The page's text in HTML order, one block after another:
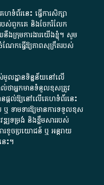
ទំព័រនេះ ធ្វើការសិក្សា
រ​របស់ពួកគេ និងចែករំលែក
នឹងក្រុមការងារយើងខ្ញុំ។ សូម
ែកធ្វើឱ្យភាពសុក្រឹតរបស់
មូលដ្ឋានទិន្នន័យនៅលើ
ថាអ្នកមានទំនួលខុសត្រូវ
ផ្តល់ឱ្យនៅលើគេហទំព័រនេះ
ទាមទារ​ឱ្យមានការទទួលខុស​
ឌ្ឍទម្រង់ និងខ្លឹមសាររបស់
រខូចប្រយោជន៍ ឬ អន្តរាយ
ះ។